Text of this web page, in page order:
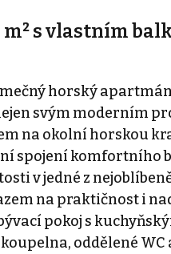
s vlastním
horský
svým moderním
na okolní horskou
spojení komfortního
v jedné z
na praktičnost i
pokoj s
oddělené